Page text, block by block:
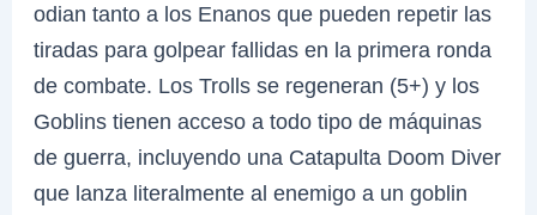
odian tanto a los Enanos que pueden repetir las
tiradas para golpear fallidas en la primera ronda
de combate. Los Trolls se regeneran (5+) y los
Goblins tienen acceso a todo tipo de máquinas
de guerra, incluyendo una Catapulta Doom Diver
que lanza literalmente al enemigo a un goblin